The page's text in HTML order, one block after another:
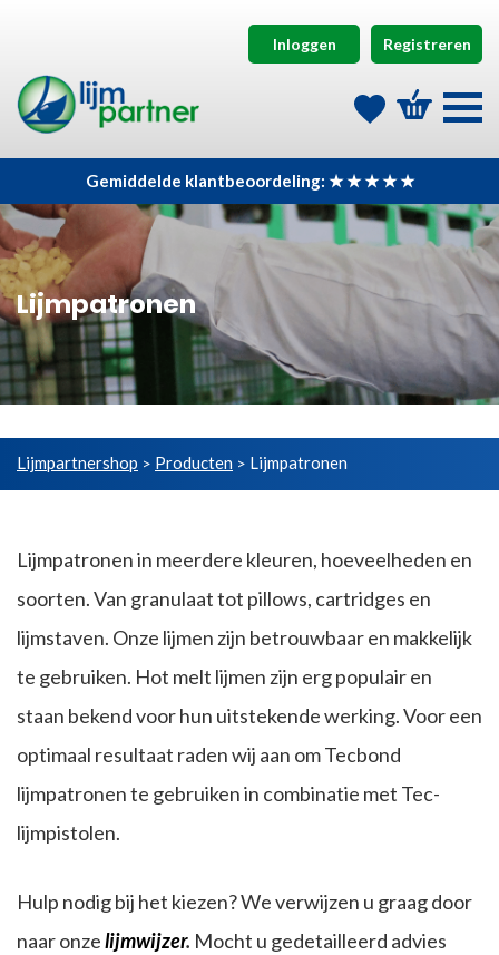
Inloggen Registreren
Gemiddelde klantbeoordeling: ★ ★ ★ ★ ★
Lijmpatronen
Lijmpartnershop > Producten > Lijmpatronen
Lijmpatronen in meerdere kleuren, hoeveelheden en
soorten. Van granulaat tot pillows, cartridges en
lijmstaven. Onze lijmen zijn betrouwbaar en makkelijk
te gebruiken. Hot melt lijmen zijn erg populair en
staan bekend voor hun uitstekende werking. Voor een
optimaal resultaat raden wij aan om Tecbond
lijmpatronen te gebruiken in combinatie met Tec-
lijmpistolen.
Hulp nodig bij het kiezen? We verwijzen u graag door
naar onzelijmwijzer. Mocht u gedetailleerd advies